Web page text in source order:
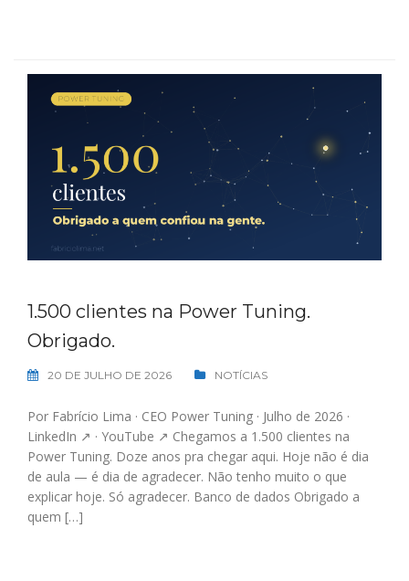
1.500 clientes na Power Tuning.
Obrigado.
20 DE JULHO DE 2026 NOTÍCIAS
Por Fabrício Lima · CEO Power Tuning · Julho de 2026 ·
LinkedIn ↗ · YouTube ↗ Chegamos a 1.500 clientes na
Power Tuning. Doze anos pra chegar aqui. Hoje não é dia
de aula — é dia de agradecer. Não tenho muito o que
explicar hoje. Só agradecer. Banco de dados Obrigado a
quem […]